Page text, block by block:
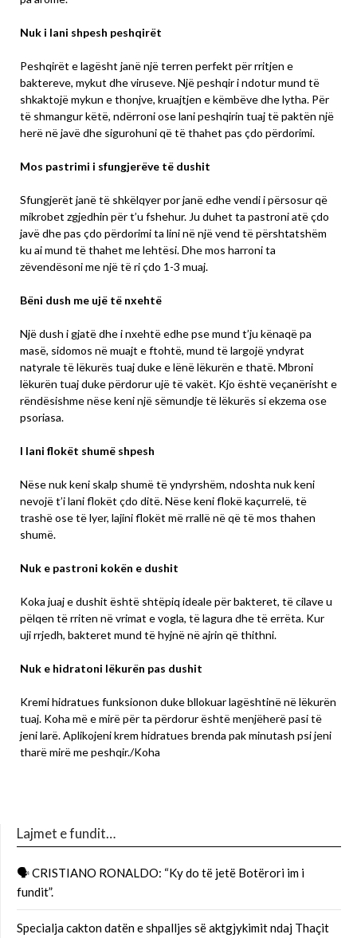
Nuk i lani shpesh peshqirët
Peshqirët e lagësht janë një terren perfekt për rritjen e
baktereve, mykut dhe viruseve. Një peshqir i ndotur mund të
shkaktojë mykun e thonjve, kruajtjen e këmbëve dhe lytha. Për
të shmangur këtë, ndërroni ose lani peshqirin tuaj të paktën një
herë në javë dhe sigurohuni që të thahet pas çdo përdorimi.
Mos pastrimi i sfungjerëve të dushit
Sfungjerët janë të shkëlqyer por janë edhe vendi i përsosur që
mikrobet zgjedhin për t’u fshehur. Ju duhet ta pastroni atë çdo
javë dhe pas çdo përdorimi ta lini në një vend të përshtatshëm
ku ai mund të thahet me lehtësi. Dhe mos harroni ta
zëvendësoni me një të ri çdo 1-3 muaj.
Bëni dush me ujë të nxehtë
Një dush i gjatë dhe i nxehtë edhe pse mund t’ju kënaqë pa
masë, sidomos në muajt e ftohtë, mund të largojë yndyrat
natyrale të lëkurës tuaj duke e lënë lëkurën e thatë. Mbroni
lëkurën tuaj duke përdorur ujë të vakët. Kjo është veçanërisht e
rëndësishme nëse keni një sëmundje të lëkurës si ekzema ose
psoriasa.
I lani flokët shumë shpesh
Nëse nuk keni skalp shumë të yndyrshëm, ndoshta nuk keni
nevojë t’i lani flokët çdo ditë. Nëse keni flokë kaçurrelë, të
trashë ose të lyer, lajini flokët më rrallë në që të mos thahen
shumë.
Nuk e pastroni kokën e dushit
Koka juaj e dushit është shtëpiq ideale për bakteret, të cilave u
pëlqen të rriten në vrimat e vogla, të lagura dhe të errëta. Kur
uji rrjedh, bakteret mund të hyjnë në ajrin që thithni.
Nuk e hidratoni lëkurën pas dushit
Kremi hidratues funksionon duke bllokuar lagështinë në lëkurën
tuaj. Koha më e mirë për ta përdorur është menjëherë pasi të
jeni larë. Aplikojeni krem hidratues brenda pak minutash psi jeni
tharë mirë me peshqir./Koha
Lajmet e fundit…
🗣 CRISTIANO RONALDO: “Ky do të jetë Botërori im i
fundit”.
Specialja cakton datën e shpalljes së aktgjykimit ndaj Thaçit